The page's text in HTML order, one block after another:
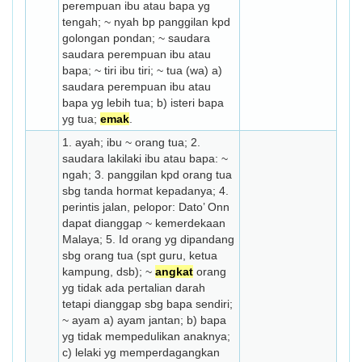
perempuan ibu atau bapa yg
tengah; ~ nyah bp panggilan kpd
golongan pondan; ~ saudara
saudara perempuan ibu atau
bapa; ~ tiri ibu tiri; ~ tua (wa) a)
saudara perempuan ibu atau
bapa yg lebih tua; b) isteri bapa
yg tua; emak
1. ayah; ibu ~ orang tua; 2.
saudara lakilaki ibu atau bapa: ~
ngah; 3. panggilan kpd orang tua
sbg tanda hormat kepadanya; 4.
perintis jalan, pelopor: Dato’ Onn
dapat dianggap ~ kemerdekaan
Malaya; 5. Id orang yg dipandang
sbg orang tua (spt guru, ketua
kampung, dsb); ~ angkat orang
yg tidak ada pertalian darah
tetapi dianggap sbg bapa sendiri;
~ ayam a) ayam jantan; b) bapa
yg tidak mempedulikan anaknya;
c) lelaki yg memperdagangkan